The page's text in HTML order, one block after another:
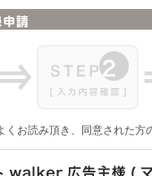
くお読み頂き、同意された方